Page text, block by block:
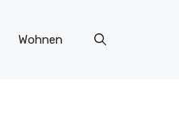
Wohnen